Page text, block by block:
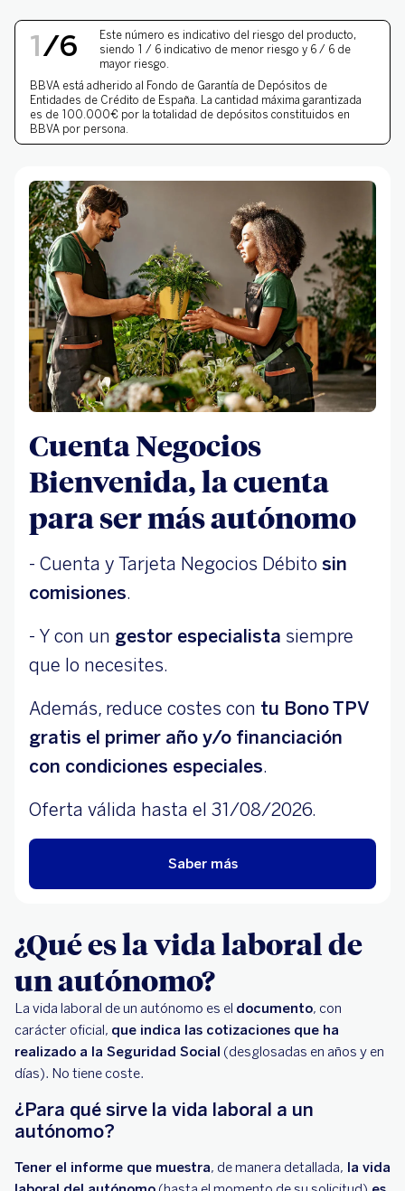
1/6 NIVEL DE RIESGO 1 DE
Este número es indicativo del riesgo del producto,
siendo 1 / 6 indicativo de menor riesgo y 6 / 6 de
mayor riesgo.
BBVA está adherido al
Fondo de Garantía de Depósitos de
Entidades de Crédito de España. La cantidad máxima garantizada
es de 100.000€ por la totalidad de depósitos constituidos en
BBVA por persona.
Cuenta Negocios
Bienvenida, la cuenta
para ser más autónomo
- Cuenta y Tarjeta Negocios Débito sin
comisiones.
- Y con un gestor especialista siempre
que lo necesites.
Además, reduce costes con tu Bono TPV
gratis el primer año y/o financiación
con condiciones especiales.
Oferta válida hasta el 31/08/2026.
Saber más
¿Qué es la vida laboral de
un autónomo?
La vida laboral de un autónomo es el documento, con
carácter oficial, que indica las cotizaciones que ha
realizado a la Seguridad Social (desglosadas en años y en
días). No tiene coste.
¿Para qué sirve la vida laboral a un
autónomo?
Tener el informe que muestra, de manera detallada, la vida